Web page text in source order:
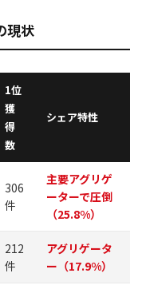
現状
1位
獲
得
数
シェア特性
306
件
主要アグリゲ
ーターで圧倒
（25.8%）
212
件
アグリゲータ
ー（17.9%）